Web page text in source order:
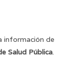
información de
Salud Pública.